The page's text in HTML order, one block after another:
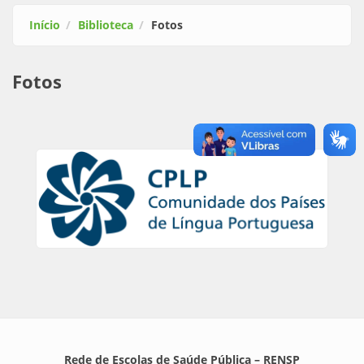
Início Biblioteca Fotos
Fotos
Rede de Escolas de Saúde Pública – RENSP